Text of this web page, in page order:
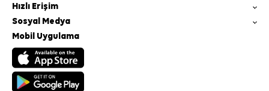
Hızlı Erişim
Sosyal Medya
Mobil Uygulama